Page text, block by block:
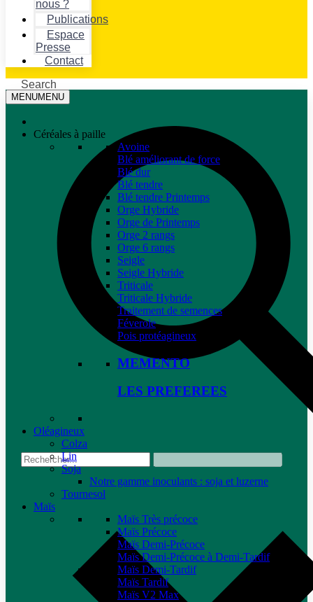
nous ?
Publications
Espace
Presse
Contact
Search
MENUMENU
Céréales à paille
Avoine
Blé améliorant de force
Blé dur
Blé tendre
Blé tendre Printemps
Orge Hybride
Orge de Printemps
Orge 2 rangs
Orge 6 rangs
Seigle
Seigle Hybride
Triticale
Triticale Hybride
Traitement de semences
Féverole
Pois protéagineux
MEMENTO
LES PREFEREES
Oléagineux
Colza
Lin
Soja
Notre gamme inoculants : soja et luzerne
Tournesol
Maïs
Maïs Très précoce
Maïs Précoce
Maïs Demi-Précoce
Maïs Demi-Précoce à Demi-Tardif
Maïs Demi-Tardif
Maïs Tardif
Maïs V2 Max